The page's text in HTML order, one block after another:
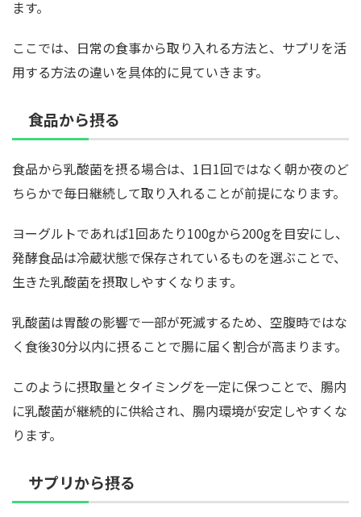
ます。
ここでは、日常の食事から取り入れる方法と、サプリを活
用する方法の違いを具体的に見ていきます。
食品から摂る
食品から乳酸菌を摂る場合は、1日1回ではなく朝か夜のど
ちらかで毎日継続して取り入れることが前提になります。
ヨーグルトであれば1回あたり100gから200gを目安にし、
発酵食品は冷蔵状態で保存されているものを選ぶことで、
生きた乳酸菌を摂取しやすくなります。
乳酸菌は胃酸の影響で一部が死滅するため、空腹時ではな
く食後30分以内に摂ることで腸に届く割合が高まります。
このように摂取量とタイミングを一定に保つことで、腸内
に乳酸菌が継続的に供給され、腸内環境が安定しやすくな
ります。
サプリから摂る